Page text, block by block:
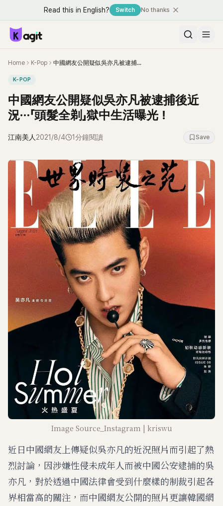
Read this in English? Switch No thanks
Home K-Pop 中國網友公開疑似吳亦凡被逮捕後近況⋯「頭髮全剃」獄中生活曝光！
K-POP
中國網友公開疑似吳亦凡被逮捕後近
況⋯「頭髮全剃」獄中生活曝光！
江南美人 2021/8/4 1分鐘閱讀 Save
Image Source_Instagram | kriswu
近日中國網友上傳疑似吳亦凡的近況照片而引起了熱
烈討論，因涉嫌性侵未成年人而被中國公安逮捕的吳
亦凡，對於透過中國法律會受到什麼樣的制裁引起各
界相當高的關注，而中國網友公開的照片更讓韓國網